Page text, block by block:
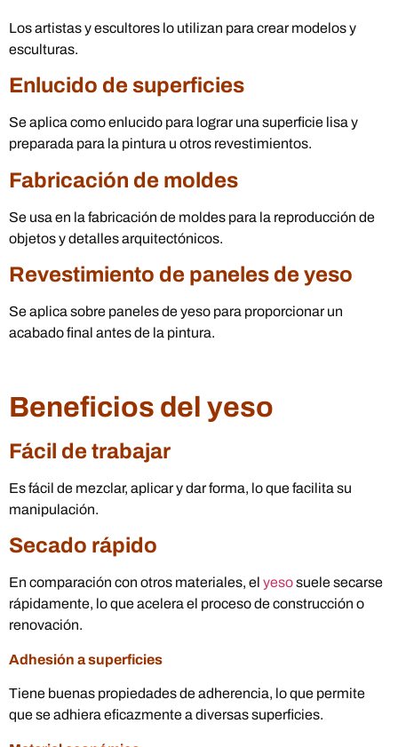
Los artistas y escultores lo utilizan para crear modelos y
esculturas.
Enlucido de superficies
Se aplica como enlucido para lograr una superficie lisa y
preparada para la pintura u otros revestimientos.
Fabricación de moldes
Se usa en la fabricación de moldes para la reproducción de
objetos y detalles arquitectónicos.
Revestimiento de paneles de yeso
Se aplica sobre paneles de yeso para proporcionar un
acabado final antes de la pintura.
Beneficios del yeso
Fácil de trabajar
Es fácil de mezclar, aplicar y dar forma, lo que facilita su
manipulación.
Secado rápido
En comparación con otros materiales, el yesosuele secarse
rápidamente, lo que acelera el proceso de construcción o
renovación.
Adhesión a superficies
Tiene buenas propiedades de adherencia, lo que permite
que se adhiera eficazmente a diversas superficies.